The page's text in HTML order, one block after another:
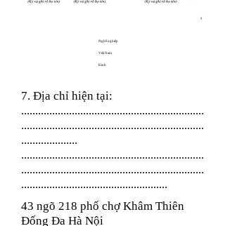
Nghề nghiệp
Việt Nam
Kinh
7. Địa chỉ hiện tại:
.................................................................
.................................................................
....................
.................................................................
.................................................................
....................................................
43 ngõ 218 phố chợ Khâm Thiên
Đống Đa Hà Nội